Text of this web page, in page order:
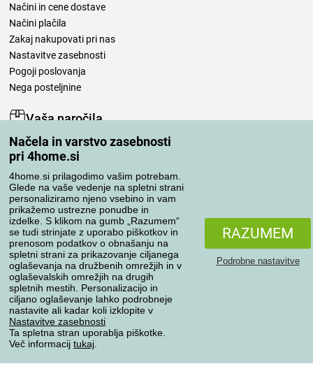
Načela in varstvo zasebnosti
pri 4home.si
4home.si prilagodimo vašim potrebam.
Glede na vaše vedenje na spletni strani
personaliziramo njeno vsebino in vam
prikažemo ustrezne ponudbe in
izdelke. S klikom na gumb „Razumem“
se tudi strinjate z uporabo piškotkov in
prenosom podatkov o obnašanju na
spletni strani za prikazovanje ciljanega
oglaševanja na družbenih omrežjih in v
oglaševalskih omrežjih na drugih
spletnih mestih. Personalizacijo in
ciljano oglaševanje lahko podrobneje
nastavite ali kadar koli izklopite v
Nastavitve zasebnosti
Ta spletna stran uporablja piškotke.
Več informacij tukaj
RAZUMEM
Podrobne nastavitve
Načini in cene dostave
Načini plačila
Zakaj nakupovati pri nas
Nastavitve zasebnosti
Pogoji poslovanja
Nega posteljnine
Vaša naročila
Moj račun
Pregled naročil
Reklamacija
Odstop od kupoprodajne pogodbe
Pravila obdelave ocen
Načini prevoza
Načini plačila
Zanesljiva trgovina